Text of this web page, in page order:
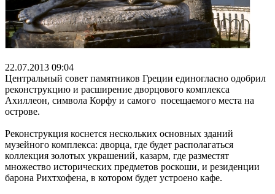
22.07.2013 09:04
Центральный совет памятников Греции единогласно одобрил
реконструкцию и расширение дворцового комплекса
Ахиллеон, символа Корфу и самого посещаемого места на
острове.
Реконструкция коснется нескольких основных зданий
музейного комплекса: дворца, где будет располагаться
коллекция золотых украшений, казарм, где разместят
множество исторических предметов роскоши, и резиденции
барона Рихтхофена, в котором будет устроено кафе.